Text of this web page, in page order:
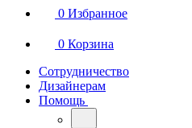
0 Избранное
0 Корзина
Сотрудничество
Дизайнерам
Помощь